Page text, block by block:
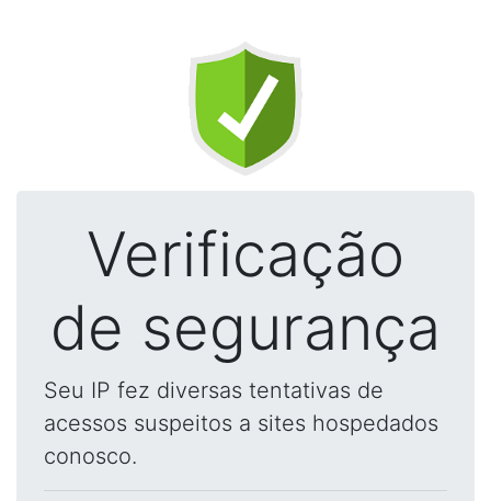
Verificação
de segurança
Seu IP fez diversas tentativas de
acessos suspeitos a sites hospedados
conosco.